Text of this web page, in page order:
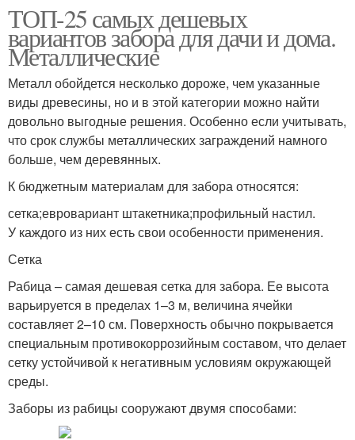
ТОП-25 самых дешевых
вариантов забора для дачи и дома.
Металлические
Металл обойдется несколько дороже, чем указанные
виды древесины, но и в этой категории можно найти
довольно выгодные решения. Особенно если учитывать,
что срок службы металлических заграждений намного
больше, чем деревянных.
К бюджетным материалам для забора относятся:
сетка;евровариант штакетника;профильный настил.
У каждого из них есть свои особенности применения.
Сетка
Рабица – самая дешевая сетка для забора. Ее высота
варьируется в пределах 1–3 м, величина ячейки
составляет 2–10 см. Поверхность обычно покрывается
специальным противокоррозийным составом, что делает
сетку устойчивой к негативным условиям окружающей
среды.
Заборы из рабицы сооружают двумя способами: